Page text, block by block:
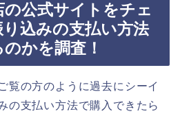
公式サイトをチェ
込みの支払い方法
かを調査！
覧の方のように過去にシーイ
の支払い方法で購入できたら